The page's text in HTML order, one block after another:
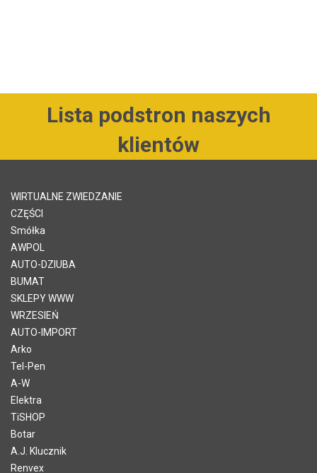
Lista podstron naszych
klientów
WIRTUALNE ZWIEDZANIE
CZĘŚCI
Smółka
AWPOL
AUTO-DZIUBA
BUMAT
SKLEPY WWW
WRZESIEŃ
AUTO-IMPORT
Arko
Tel-Pen
A-W
Elektra
TiSHOP
Botar
A.J. Klucznik
Renvex